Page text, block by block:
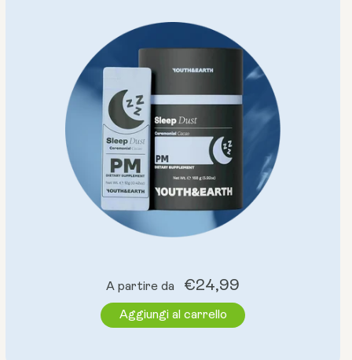
Prezzo
normale
A partire da €24,99
Aggiungi al carrello